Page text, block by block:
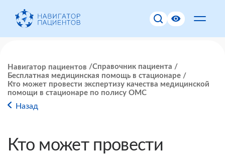
Навигатор пациентов
Справочник пациента
Бесплатная медицинская помощь в стационаре
Кто может провести экспертизу качества медицинской
помощи в стационаре по полису ОМС
Назад
Кто может провести